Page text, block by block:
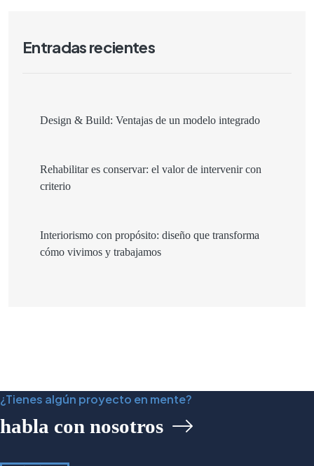
Entradas recientes
Design & Build: Ventajas de un modelo integrado
Rehabilitar es conservar: el valor de intervenir con
criterio
Interiorismo con propósito: diseño que transforma
cómo vivimos y trabajamos
¿Tienes algún proyecto en mente?
habla con nosotros